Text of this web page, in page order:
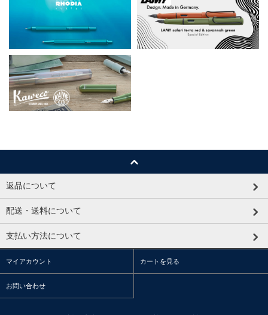
返品について
配送・送料について
支払い方法について
マイアカウント カートを見る
お問い合わせ